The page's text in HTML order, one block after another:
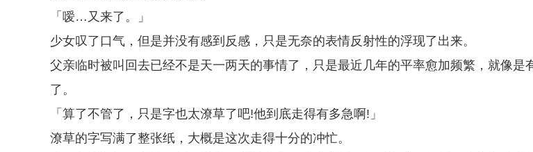
「嗳…又来了。」
少女叹了口气，但是并没有感到反感，只是无奈的表情反射性的浮现了出来。
父亲临时被叫回去已经不是天一两天的事情了，只是最近几年的平率愈加频繁，就像是
了。
「算了不管了，只是字也太潦草了吧!他到底走得有多急啊!」
潦草的字写满了整张纸，大概是这次走得十分的冲忙。